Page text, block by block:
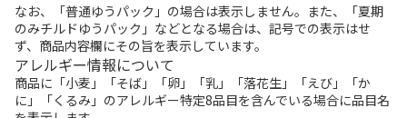
なお、「普通ゆうパック」の場合は表示しません。また、「夏期
のみチルドゆうパック」などとなる場合は、記号での表示はせ
ず、商品内容欄にその旨を表示しています。
アレルギー情報について
商品に「小麦」「そば」「卵」「乳」「落花生」「えび」「か
に」「くるみ」のアレルギー特定8品目を含んでいる場合に品目名